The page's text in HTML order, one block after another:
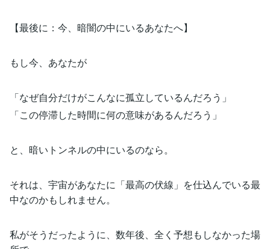
【最後に：今、暗闇の中にいるあなたへ】
もし今、あなたが
「なぜ自分だけがこんなに孤立しているんだろう」
「この停滞した時間に何の意味があるんだろう」
と、暗いトンネルの中にいるのなら。
それは、宇宙があなたに「最高の伏線」を仕込んでいる最
中なのかもしれません。
私がそうだったように、数年後、全く予想もしなかった場